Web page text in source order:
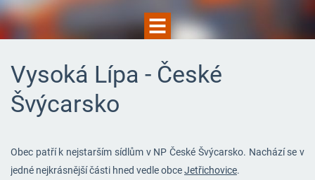
Vysoká Lípa - České
Švýcarsko
Obec patří k nejstarším sídlům v NP České Švýcarsko. Nachází se v
jedné nejkrásnější části hned vedle obceJetřichovice.